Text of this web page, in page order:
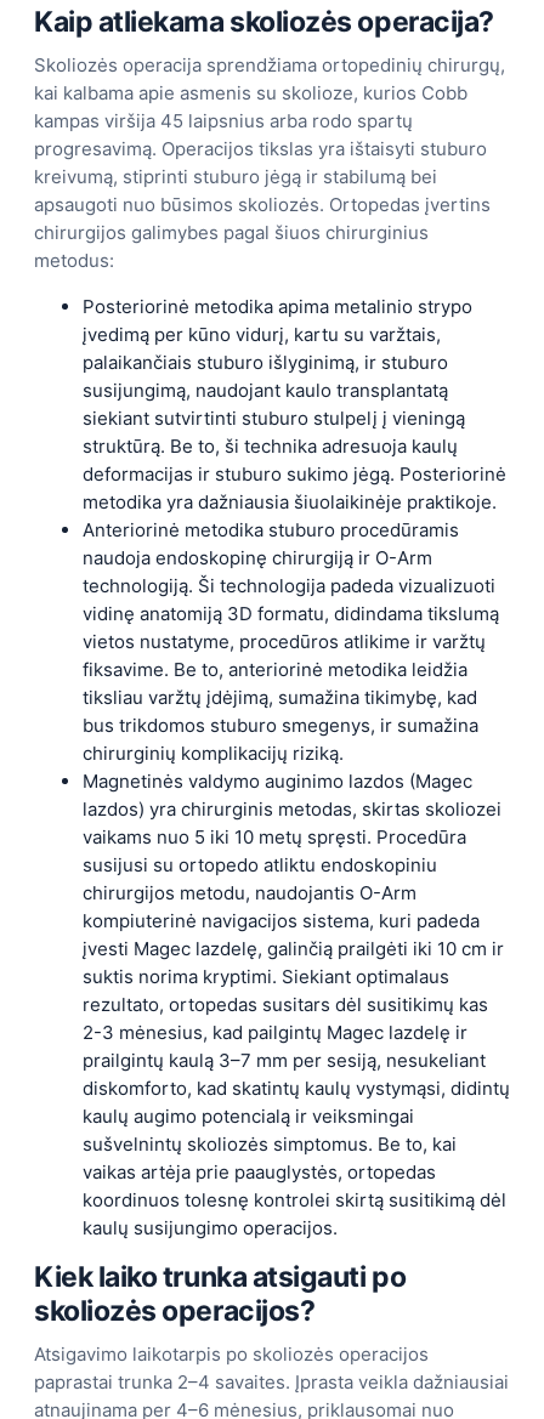
Kaip atliekama skoliozės operacija?
Skoliozės operacija sprendžiama ortopedinių chirurgų,
kai kalbama apie asmenis su skolioze, kurios Cobb
kampas viršija 45 laipsnius arba rodo spartų
progresavimą. Operacijos tikslas yra ištaisyti stuburo
kreivumą, stiprinti stuburo jėgą ir stabilumą bei
apsaugoti nuo būsimos skoliozės. Ortopedas įvertins
chirurgijos galimybes pagal šiuos chirurginius
metodus:
Posteriorinė metodika apima metalinio strypo
įvedimą per kūno vidurį, kartu su varžtais,
palaikančiais stuburo išlyginimą, ir stuburo
susijungimą, naudojant kaulo transplantatą
siekiant sutvirtinti stuburo stulpelį į vieningą
struktūrą. Be to, ši technika adresuoja kaulų
deformacijas ir stuburo sukimo jėgą. Posteriorinė
metodika yra dažniausia šiuolaikinėje praktikoje.
Anteriorinė metodika stuburo procedūramis
naudoja endoskopinę chirurgiją ir O-Arm
technologiją. Ši technologija padeda vizualizuoti
vidinę anatomiją 3D formatu, didindama tikslumą
vietos nustatyme, procedūros atlikime ir varžtų
fiksavime. Be to, anteriorinė metodika leidžia
tiksliau varžtų įdėjimą, sumažina tikimybę, kad
bus trikdomos stuburo smegenys, ir sumažina
chirurginių komplikacijų riziką.
Magnetinės valdymo auginimo lazdos (Magec
lazdos) yra chirurginis metodas, skirtas skoliozei
vaikams nuo 5 iki 10 metų spręsti. Procedūra
susijusi su ortopedo atliktu endoskopiniu
chirurgijos metodu, naudojantis O-Arm
kompiuterinė navigacijos sistema, kuri padeda
įvesti Magec lazdelę, galinčią prailgėti iki 10 cm ir
suktis norima kryptimi. Siekiant optimalaus
rezultato, ortopedas susitars dėl susitikimų kas
2-3 mėnesius, kad pailgintų Magec lazdelę ir
prailgintų kaulą 3–7 mm per sesiją, nesukeliant
diskomforto, kad skatintų kaulų vystymąsi, didintų
kaulų augimo potencialą ir veiksmingai
sušvelnintų skoliozės simptomus. Be to, kai
vaikas artėja prie paauglystės, ortopedas
koordinuos tolesnę kontrolei skirtą susitikimą dėl
kaulų susijungimo operacijos.
Kiek laiko trunka atsigauti po
skoliozės operacijos?
Atsigavimo laikotarpis po skoliozės operacijos
paprastai trunka 2–4 savaites. Įprasta veikla dažniausiai
atnaujinama per 4–6 mėnesius, priklausomai nuo